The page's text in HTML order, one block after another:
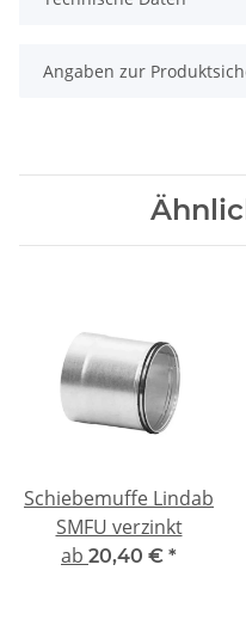
Angaben zur
Schiebemuffe Lindab
SMFU verzinkt
ab 20,40 € *